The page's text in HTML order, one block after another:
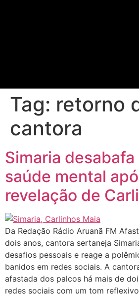
Tag: retorno
cantora
Simaria desabafa
saúde mental
revelação de
Da Redação Rádio Aruanã FM
dois anos, cantora sertaneja
desafios pessoais e reage a
banidos em redes sociais. A
afastada dos palcos há mais de
redes sociais com um tom